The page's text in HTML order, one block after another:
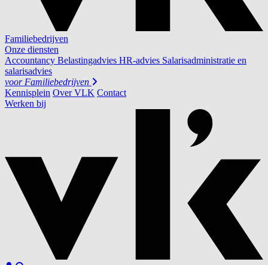
Familiebedrijven
Onze diensten
Accountancy Belastingadvies HR-advies Salarisadministratie en
salarisadvies
voor Familiebedrijven
Kennisplein Over VLK Contact
Werken bij